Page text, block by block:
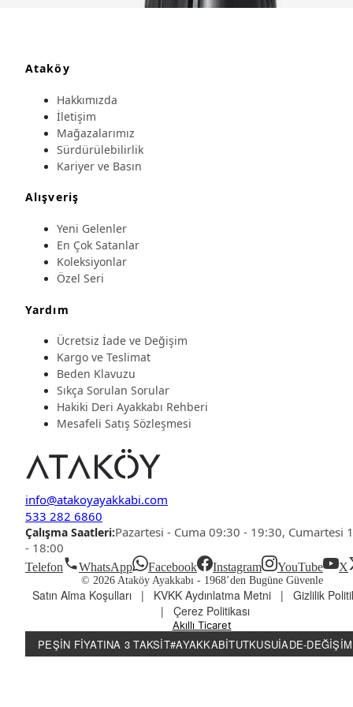
Ataköy
Hakkımızda
İletişim
Mağazalarımız
Sürdürülebilirlik
Kariyer ve Basın
Alışveriş
Yeni Gelenler
En Çok Satanlar
Koleksiyonlar
Özel Seri
Yardım
Ücretsiz İade ve Değişim
Kargo ve Teslimat
Beden Klavuzu
Sıkça Sorulan Sorular
Hakiki Deri Ayakkabı Rehberi
Mesafeli Satış Sözleşmesi
info@atakoyayakkabi.com
533 282 6860
Çalışma Saatleri:Pazartesi - Cuma 09:30 - 19:30, Cumartesi
- 18:00
Telefon WhatsApp Facebook Instagram YouTube X
© 2026 Ataköy Ayakkabı - 1968’den Bugüne Güvenle
Satın Alma Koşulları | KVKK Aydınlatma Metni |
Gizlilik
|
Çerez Politikası
Akıllı Ticaret
PEŞIN FIYATINA 3 TAKSIT#AYAKKABITUTKUSUİADE-DEĞIŞIM